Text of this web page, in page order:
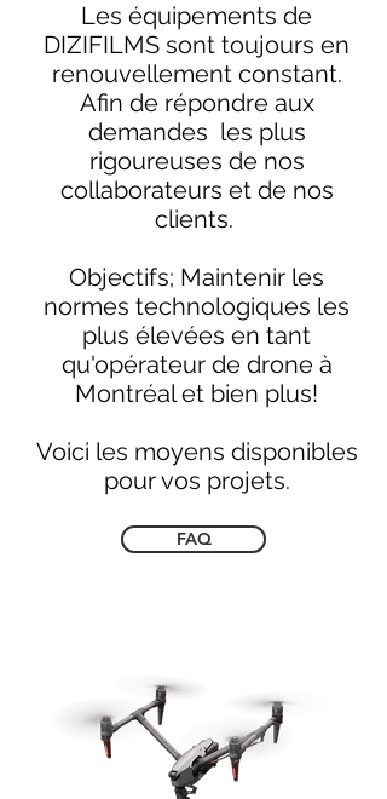
Les équipements de
DIZIFILMS sont toujours en
renouvellement constant.
Afin de répondre aux
demandes les plus
rigoureuses de nos
collaborateurs et de nos
clients.
Objectifs; Maintenir les
normes technologiques les
plus élevées en tant
qu'opérateur de drone à
Montréal et bien plus!
Voici les moyens disponibles
pour vos projets.
FAQ